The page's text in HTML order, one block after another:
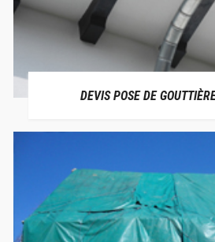
DEVIS POSE DE